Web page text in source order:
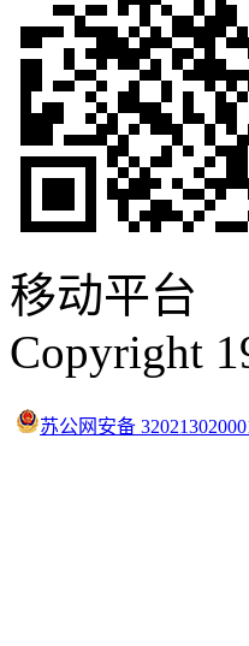
移动平台
Copyright
苏公网安备